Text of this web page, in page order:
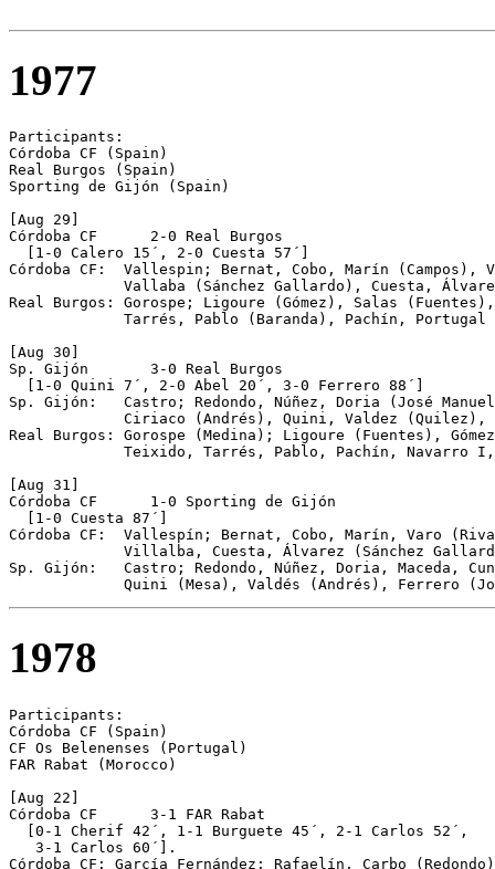
1977
Participants:
Córdoba CF (Spain)
Real Burgos (Spain)
Sporting de Gijón (Spain)
[Aug 29]
Córdoba CF	2-0 Real Burgos
  [1-0 Calero 15´, 2-0 Cuesta 57´]
Córdoba CF:  Vallespin; Bernat, Cobo, Marín
Vallaba (Sánchez Gallardo), Cuesta,
Real Burgos: Gorospe; Ligoure (Gómez), Salas
Tarrés, Pablo (Baranda), Pachín, Portugal
[Aug 30]
Sp. Gijón	3-0 Real Burgos
  [1-0 Quini 7´, 2-0 Abel 20´, 3-0 Ferrero 88´]
Sp. Gijón:   Castro; Redondo, Núñez, Doria (José
Ciriaco (Andrés), Quini, Valdez (Quilez),
Real Burgos: Gorospe (Medina); Ligoure (Fuentes),
Teixido, Tarrés, Pablo, Pachín, Navarro
[Aug 31]
Córdoba CF	1-0 Sporting de Gijón
  [1-0 Cuesta 87´]
Córdoba CF:  Vallespín; Bernat, Cobo, Marín, Varo
Villalba, Cuesta, Álvarez (Sánchez
Sp. Gijón:   Castro; Redondo, Núñez, Doria, Maceda,
1978
Participants:
Córdoba CF (Spain)
CF Os Belenenses (Portugal)
FAR Rabat (Morocco)
[Aug 22]
Córdoba CF	3-1 FAR Rabat
  [0-1 Cherif 42´, 1-1 Burguete 45´, 2-1 Carlos 52´,
   3-1 Carlos 60´].
Córdoba CF: García Fernández; Rafaelín, Carbo